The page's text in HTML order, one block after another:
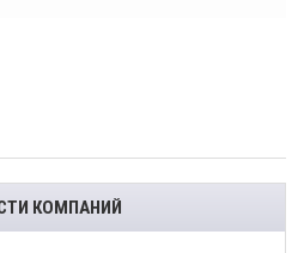
КОМПАНИЙ